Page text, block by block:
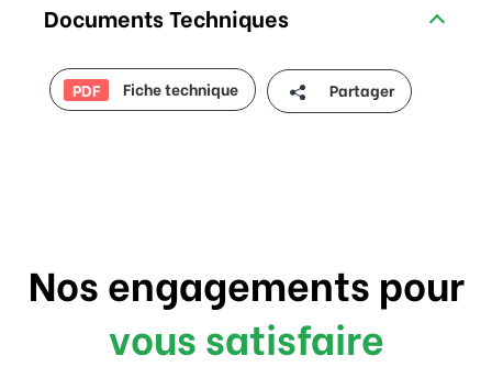
Documents Techniques
PDF Fiche technique Partager
Nos engagements pour
vous satisfaire